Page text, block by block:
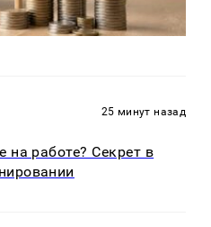
25 минут назад
на работе? Секрет в